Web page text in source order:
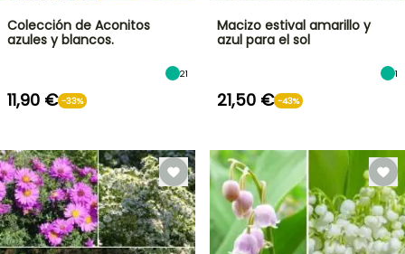
Colección de Aconitos
azules y blancos.
21
11,90 € -33%
Macizo estival amarillo y
azul para el sol
1
21,50 € -43%